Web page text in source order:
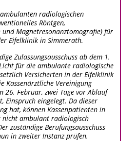
radiologischen
Röntgen,
Magnetresonanztomografie) für
Eifelklinik in Simmerath.
Zulassungsausschuss ab dem 1.
für die ambulante radiologische
Versicherten in der Eifelklinik
Kassenärztliche Vereinigung
26. Februar, zwei Tage vor Ablauf
Einspruch eingelegt. Da dieser
hat, können Kassenpatienten in
nicht ambulant radiologisch
zuständige Berufungsausschuss
in zweiter Instanz prüfen.